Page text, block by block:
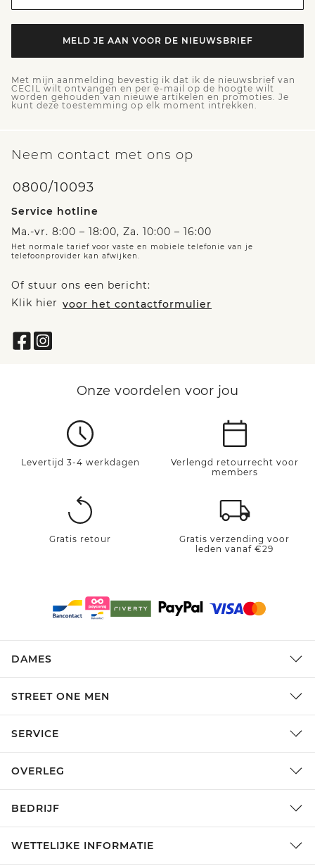
MELD JE AAN VOOR DE NIEUWSBRIEF
Met mijn aanmelding bevestig ik dat ik de nieuwsbrief van
CECIL wilt ontvangen en per e-mail op de hoogte wilt
worden gehouden van nieuwe artikelen en promoties. Je
kunt deze toestemming op elk moment intrekken.
Neem contact met ons op
0800/10093
Service hotline
Ma.-vr. 8:00 – 18:00, Za. 10:00 – 16:00
Het normale tarief voor vaste en mobiele telefonie van je
telefoonprovider kan afwijken.
Of stuur ons een bericht:
Klik hier voor het contactformulier
Onze voordelen voor jou
Levertijd 3-4 werkdagen
Verlengd retourrecht voor
members
Gratis retour
Gratis verzending voor
leden vanaf €29
DAMES
STREET ONE MEN
SERVICE
OVERLEG
BEDRIJF
WETTELIJKE INFORMATIE